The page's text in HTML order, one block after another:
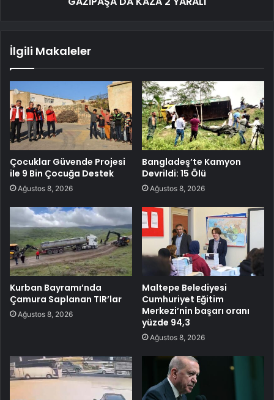
İlgili Makaleler
Çocuklar Güvende Projesi
ile 9 Bin Çocuğa Destek
Ağustos 8, 2026
Bangladeş’te Kamyon
Devrildi: 15 Ölü
Ağustos 8, 2026
Kurban Bayramı’nda
Çamura Saplanan TIR’lar
Ağustos 8, 2026
Maltepe Belediyesi
Cumhuriyet Eğitim
Merkezi’nin başarı oranı
yüzde 94,3
Ağustos 8, 2026